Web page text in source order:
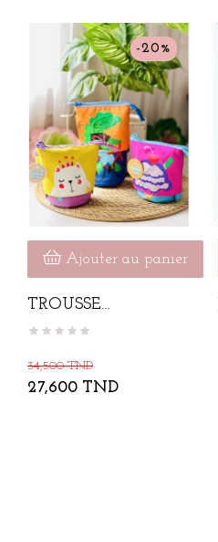
Ajouter au panier
TROUSSE
RETRACTABLE
34,500 TND
-20%
27,600 TND